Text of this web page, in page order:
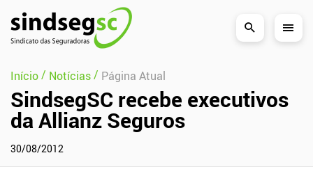
Pular Navegação (s)
Início/ Notícias/ Página Atual
SindsegSC recebe executivos
da Allianz Seguros
30/08/2012